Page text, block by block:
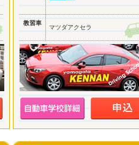
教習車
マツダアクセラ